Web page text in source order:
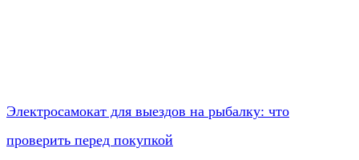
Электросамокат для выездов на рыбалку: что
проверить перед покупкой